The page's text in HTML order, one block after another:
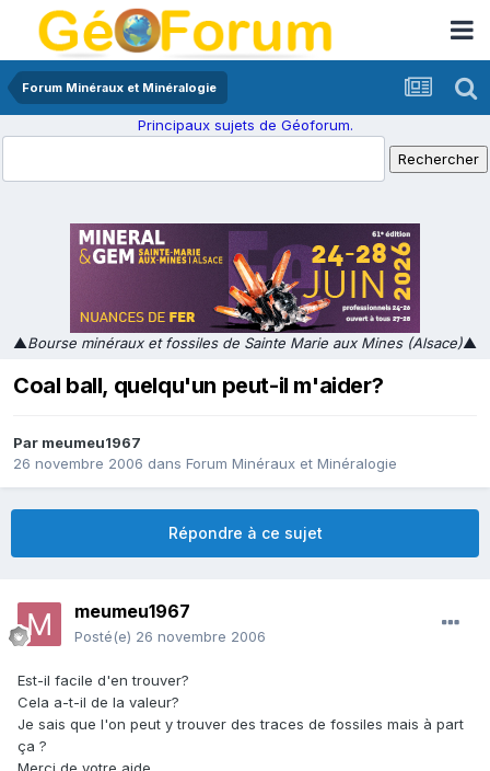
Forum Minéraux et Minéralogie
Principaux sujets de Géoforum.
▲Bourse minéraux et fossiles de Sainte Marie aux Mines (Alsace)▲
Coal ball, quelqu'un peut-il m'aider?
Par meumeu1967
26 novembre 2006 dans Forum Minéraux et Minéralogie
Répondre à ce sujet
meumeu1967
Posté(e) 26 novembre 2006
Est-il facile d'en trouver?
Cela a-t-il de la valeur?
Je sais que l'on peut y trouver des traces de fossiles mais à part
ça ?